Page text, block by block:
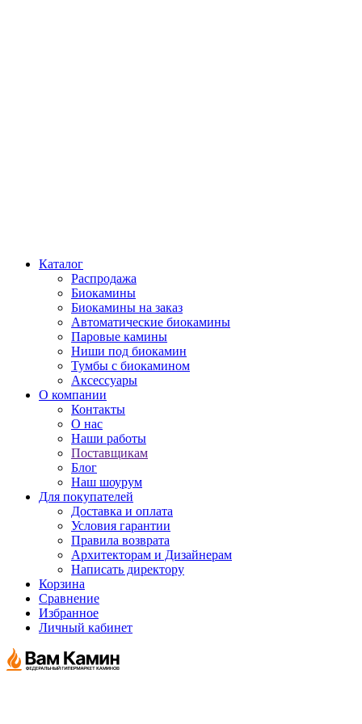
Каталог
Распродажа
Биокамины
Биокамины на заказ
Автоматические биокамины
Паровые камины
Ниши под биокамин
Тумбы с биокамином
Аксессуары
О компании
Контакты
О нас
Наши работы
Поставщикам
Блог
Наш шоурум
Для покупателей
Доставка и оплата
Условия гарантии
Правила возврата
Архитекторам и Дизайнерам
Написать директору
Корзина
Сравнение
Избранное
Личный кабинет